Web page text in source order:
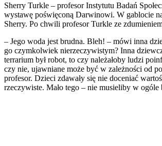
Sherry Turkle – profesor Instytutu Badań
wystawę poświęconą Darwinowi. W gablocie
Sherry. Po chwili profesor Turkle ze
– Jego woda jest brudna. Bleh! – mówi inna
go czymkolwiek nierzeczywistym? Inna
terrarium był robot, to czy należałoby ludzi
czy nie, ujawniane może być w zależności od
profesor. Dzieci zdawały się nie doceniać
rzeczywiste. Mało tego – nie musieliby w